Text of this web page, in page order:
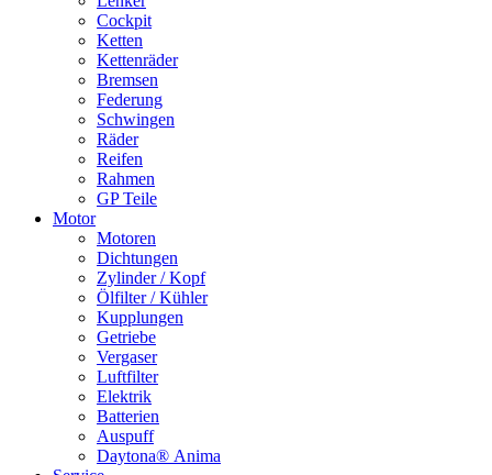
Cockpit
Ketten
Kettenräder
Bremsen
Federung
Schwingen
Räder
Reifen
Rahmen
GP Teile
Motor
Motoren
Dichtungen
Zylinder / Kopf
Ölfilter / Kühler
Kupplungen
Getriebe
Vergaser
Luftfilter
Elektrik
Batterien
Auspuff
Daytona® Anima